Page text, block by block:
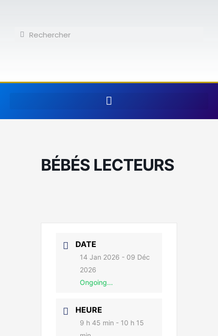
contenuRechercher
Rechercher
BÉBÉS LECTEURS
DATE
14 Jan 2026 - 09 Déc
2026
Ongoing...
HEURE
9 h 45 min - 10 h 15